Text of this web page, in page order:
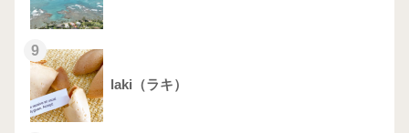
9
laki（ラキ）